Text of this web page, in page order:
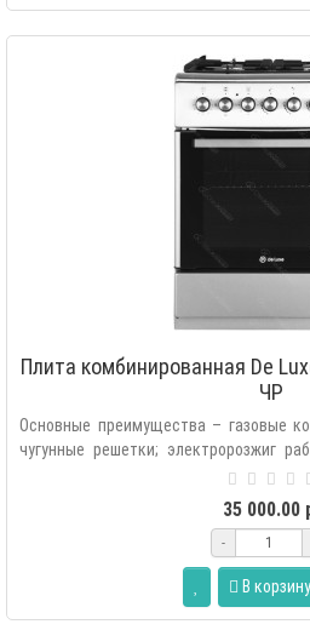
Плита комбинированная De
ЧР
Основные преимущества – газовые
чугунные решетки; электророзжиг
35 000.00
-
В корзину